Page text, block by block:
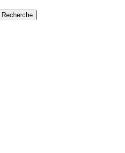
Recherche